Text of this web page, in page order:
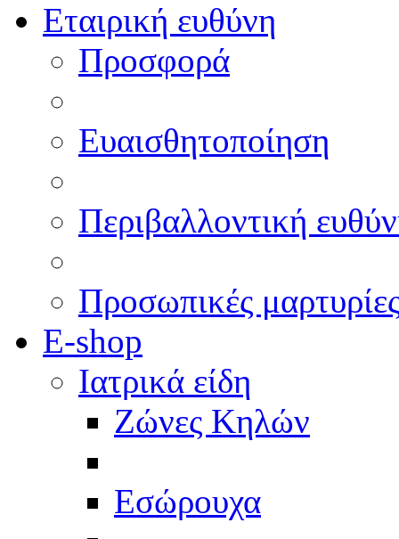
Εταιρική ευθύνη
Προσφορά
Ευαισθητοποίηση
Περιβαλλοντική
Προσωπικές
E-shop
Ιατρικά είδη
Ζώνες Κηλών
Εσώρουχα